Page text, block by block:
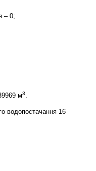
– 0;
м3.
водопостачання 16